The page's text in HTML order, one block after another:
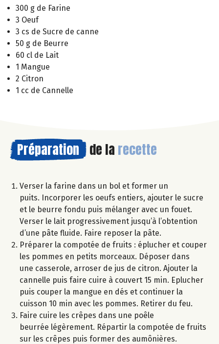
300 g de Farine
3 Oeuf
3 cs de Sucre de canne
50 g de Beurre
60 cl de Lait
1 Mangue
2 Citron
1 cc de Cannelle
Préparation de la recette
Verser la farine dans un bol et former un
puits. Incorporer les oeufs entiers, ajouter le sucre
et le beurre fondu puis mélanger avec un fouet.
Verser le lait progressivement jusqu’à l’obtention
d’une pâte fluide. Faire reposer la pâte.
Préparer la compotée de fruits : éplucher et couper
les pommes en petits morceaux. Déposer dans
une casserole, arroser de jus de citron. Ajouter la
cannelle puis faire cuire à couvert 15 min. Eplucher
puis couper la mangue en dés et continuer la
cuisson 10 min avec les pommes. Retirer du feu.
Faire cuire les crêpes dans une poêle
beurrée légèrement. Répartir la compotée de fruits
sur les crêpes puis former des aumônières.